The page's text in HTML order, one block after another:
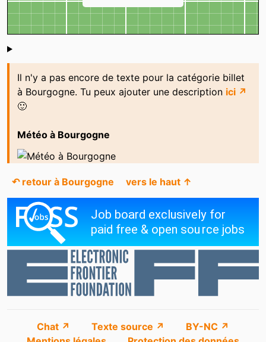
Shoutbox
Il n'y a pas encore de texte pour la catégorie billet
à Bourgogne. Tu peux ajouter une description ici ↗
🙂
Météo à Bourgogne
↶ retour à Bourgogne vers le haut ↑
Chat ↗ Texte source ↗
BY-NC ↗